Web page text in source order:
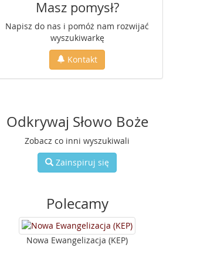
Masz pomysł?
Napisz do nas i pomóż nam rozwijać
wyszukiwarkę
Kontakt
Odkrywaj Słowo Boże
Zobacz co inni wyszukiwali
Zainspiruj się
Polecamy
Nowa Ewangelizacja (KEP)